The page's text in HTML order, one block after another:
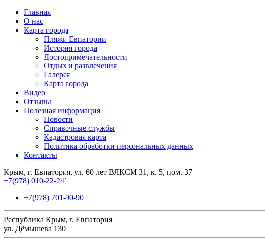
Главная
О нас
Карта города
Пляжи Евпатории
История города
Достопримечательности
Отдых и развлечения
Галерея
Карта города
Видео
Отзывы
Полезная информация
Новости
Справочные службы
Кадастровая карта
Политика обработки персональных данных
Контакты
Крым, г. Евпатория, ул. 60 лет ВЛКСМ 31, к. 5, пом. 37
+7(978) 010-22-24`
+7(978) 701-90-90
Республика Крым, г. Евпатория
ул. Дёмышева 130